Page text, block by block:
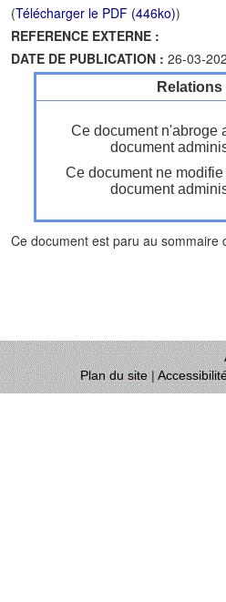
(Télécharger le PDF (446ko))
REFERENCE EXTERNE :
DATE DE PUBLICATION : 26-03-
Ce document n'abroge
document
Ce document ne
document
Ce document est paru au sommaire
Plan du site|